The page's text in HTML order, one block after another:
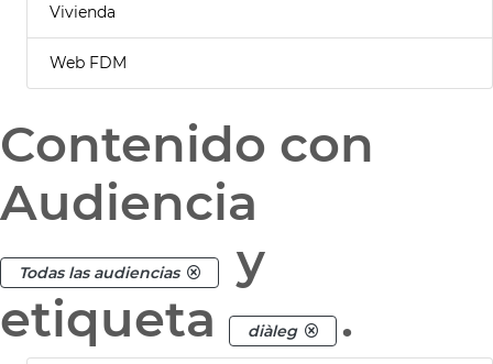
Vivienda
Web FDM
Contenido con
Audiencia
Todas las audiencias
y
etiqueta
diàleg .